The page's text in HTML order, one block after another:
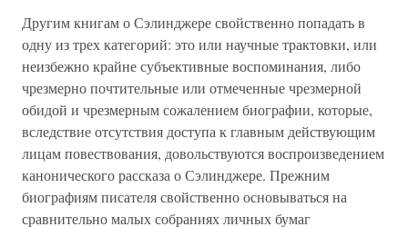
Другим книгам о Сэлинджере свойственно попадать в
одну из трех категорий: это или научные трактовки, или
неизбежно крайне субъективные воспоминания, либо
чрезмерно почтительные или отмеченные чрезмерной
обидой и чрезмерным сожалением биографии, которые,
вследствие отсутствия доступа к главным действующим
лицам повествования, довольствуются воспроизведением
канонического рассказа о Сэлинджере. Прежним
биографиям писателя свойственно основываться на
сравнительно малых собраниях личных бумаг